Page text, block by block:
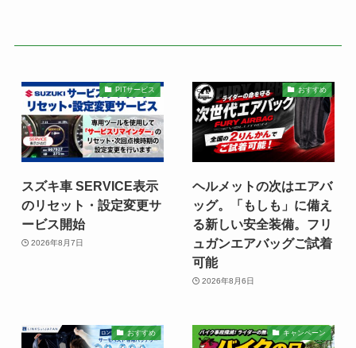
PITサービス
スズキ車 SERVICE表示
のリセット・設定変更サ
ービス開始
2026年8月7日
おすすめ
ヘルメットの次はエアバ
ッグ。「もしも」に備え
る新しい安全装備。フリ
ュガンエアバッグご試着
可能
2026年8月6日
おすすめ キャンペーン